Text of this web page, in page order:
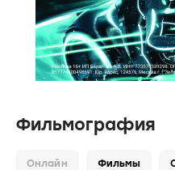
Фильмография
Онлайн Фильмы